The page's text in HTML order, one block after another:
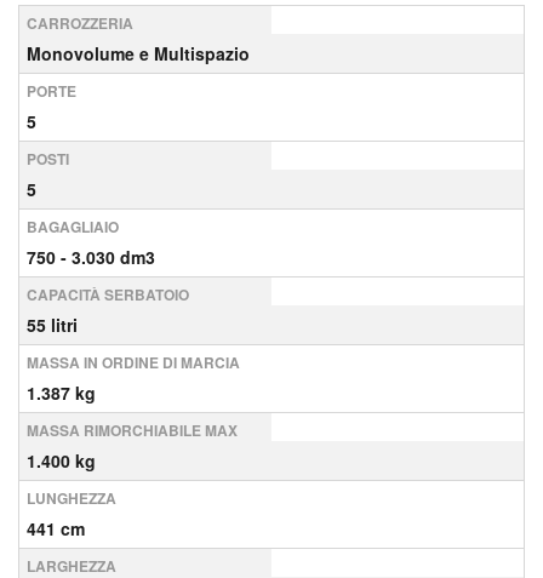
CARROZZERIA
Monovolume e Multispazio
PORTE
5
POSTI
5
BAGAGLIAIO
750 - 3.030 dm3
CAPACITÀ SERBATOIO
55 litri
MASSA IN ORDINE DI MARCIA
1.387 kg
MASSA RIMORCHIABILE MAX
1.400 kg
LUNGHEZZA
441 cm
LARGHEZZA